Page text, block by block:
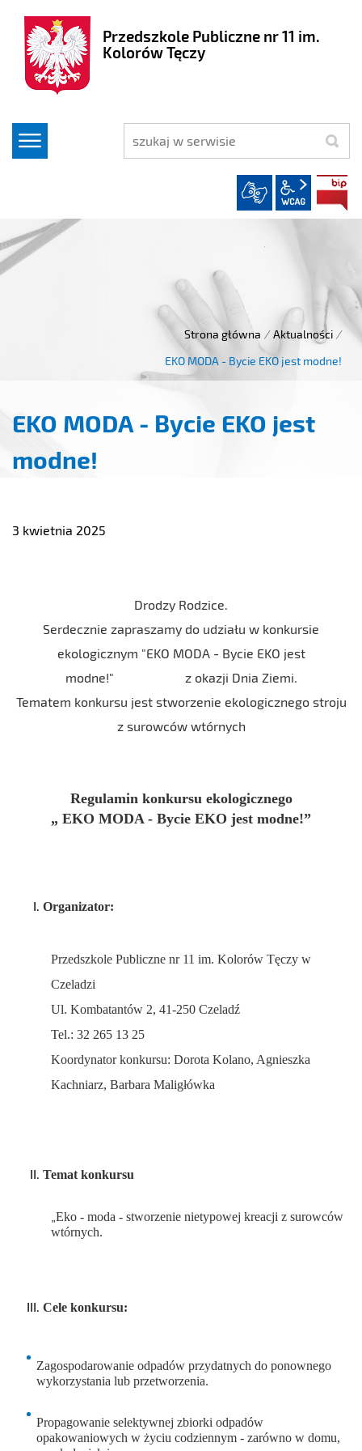
Przedszkole Publiczne nr 11 im.
Kolorów Tęczy
szukaj
wcag2.1
Strona główna / Aktualności /
EKO MODA - Bycie EKO jest modne!
EKO MODA - Bycie EKO jest
modne!
3 kwietnia 2025
Drodzy Rodzice.
Serdecznie zapraszamy do udziału w konkursie
ekologicznym "EKO MODA - Bycie EKO jest
modne!" z okazji Dnia Ziemi.
Tematem konkursu jest stworzenie ekologicznego stroju
z surowców wtórnych
Regulamin konkursu ekologicznego
„ EKO MODA - Bycie EKO jest modne!”
Organizator:
Przedszkole Publiczne nr 11 im. Kolorów Tęczy w
Czeladzi
Ul. Kombatantów 2, 41-250 Czeladź
Tel.: 32 265 13 25
Koordynator konkursu: Dorota Kolano, Agnieszka
Kachniarz, Barbara Maligłówka
Temat konkursu
„Eko - moda - stworzenie nietypowej kreacji z surowców
wtórnych.
Cele konkursu:
Zagospodarowanie odpadów przydatnych do ponownego
wykorzystania lub przetworzenia.
Propagowanie selektywnej zbiorki odpadów
opakowaniowych w życiu codziennym - zarówno w domu,